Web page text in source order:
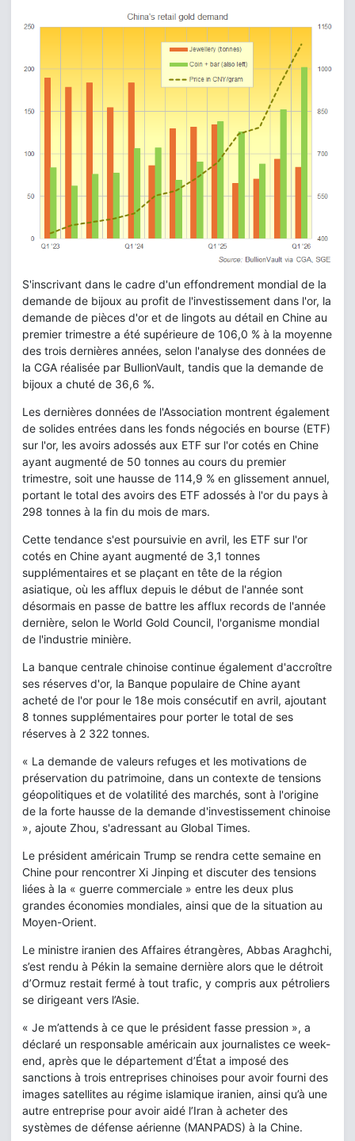
S'inscrivant dans le cadre d'un effondrement mondial de la
demande de bijoux au profit de l'investissement dans l'or, la
demande de pièces d'or et de lingots au détail en Chine au
premier trimestre a été supérieure de 106,0 % à la moyenne
des trois dernières années, selon l'analyse des données de
la CGA réalisée par BullionVault, tandis que la demande de
bijoux a chuté de 36,6 %.
Les dernières données de l'Association montrent également
de solides entrées dans les fonds négociés en bourse (ETF)
sur l'or, les avoirs adossés aux ETF sur l'or cotés en Chine
ayant augmenté de 50 tonnes au cours du premier
trimestre, soit une hausse de 114,9 % en glissement annuel,
portant le total des avoirs des ETF adossés à l'or du pays à
298 tonnes à la fin du mois de mars.
Cette tendance s'est poursuivie en avril, les ETF sur l'or
cotés en Chine ayant augmenté de 3,1 tonnes
supplémentaires et se plaçant en tête de la région
asiatique, où les afflux depuis le début de l'année sont
désormais en passe de battre les afflux records de l'année
dernière, selon le World Gold Council, l'organisme mondial
de l'industrie minière.
La banque centrale chinoise continue également d'accroître
ses réserves d'or, la Banque populaire de Chine ayant
acheté de l'or pour le 18e mois consécutif en avril, ajoutant
8 tonnes supplémentaires pour porter le total de ses
réserves à 2 322 tonnes.
« La demande de valeurs refuges et les motivations de
préservation du patrimoine, dans un contexte de tensions
géopolitiques et de volatilité des marchés, sont à l'origine
de la forte hausse de la demande d'investissement chinoise
», ajoute Zhou, s'adressant au Global Times.
Le président américain Trump se rendra cette semaine en
Chine pour rencontrer Xi Jinping et discuter des tensions
liées à la « guerre commerciale » entre les deux plus
grandes économies mondiales, ainsi que de la situation au
Moyen-Orient.
Le ministre iranien des Affaires étrangères, Abbas Araghchi,
s’est rendu à Pékin la semaine dernière alors que le détroit
d’Ormuz restait fermé à tout trafic, y compris aux pétroliers
se dirigeant vers l’Asie.
« Je m’attends à ce que le président fasse pression », a
déclaré un responsable américain aux journalistes ce week-
end, après que le département d’État a imposé des
sanctions à trois entreprises chinoises pour avoir fourni des
images satellites au régime islamique iranien, ainsi qu’à une
autre entreprise pour avoir aidé l’Iran à acheter des
systèmes de défense aérienne (MANPADS) à la Chine.